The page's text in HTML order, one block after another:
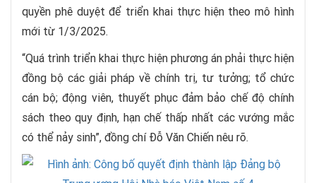
quyền phê duyệt để triển khai thực hiện theo mô hình
mới từ 1/3/2025.
“Quá trình triển khai thực hiện phương án phải thực hiện
đồng bộ các giải pháp về chính trị, tư tưởng; tổ chức
cán bộ; động viên, thuyết phục đảm bảo chế độ chính
sách theo quy định, hạn chế thấp nhất các vướng mắc
có thể nảy sinh”, đồng chí Đỗ Văn Chiến nêu rõ.